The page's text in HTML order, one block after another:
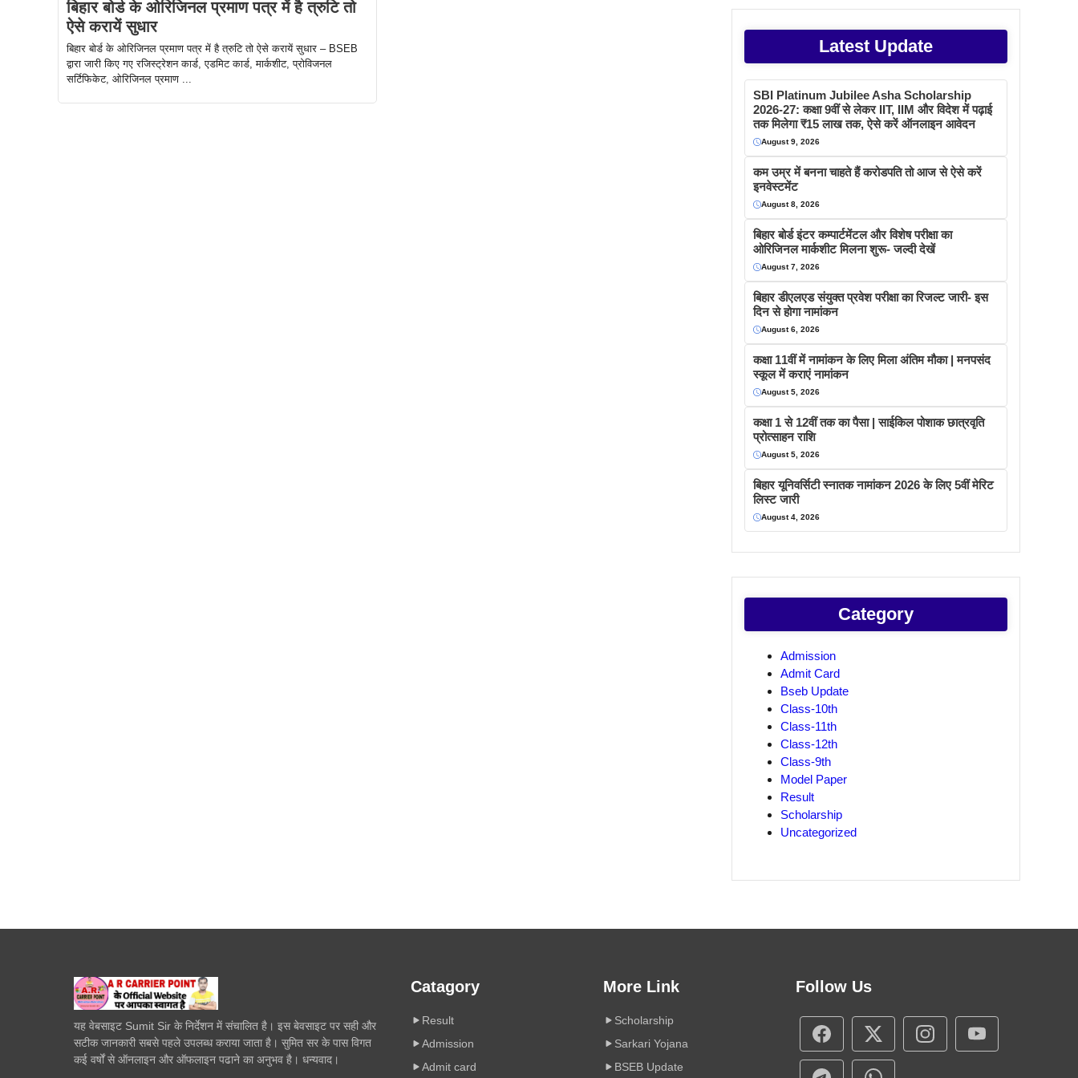
बिहार बोर्ड के ओरिजिनल प्रमाण पत्र में है त्रुटि तो
ऐसे करायें सुधार
बिहार बोर्ड के ओरिजिनल प्रमाण पत्र में है त्रुटि तो ऐसे करायें सुधार – BSEB
द्वारा जारी किए गए रजिस्ट्रेशन कार्ड, एडमिट कार्ड, मार्कशीट, प्रोविजनल
सर्टिफिकेट, ओरिजिनल प्रमाण ...
Latest Update
SBI Platinum Jubilee Asha Scholarship
2026-27: कक्षा 9वीं से लेकर IIT, IIM और विदेश में पढ़ाई
तक मिलेगा ₹15 लाख तक, ऐसे करें ऑनलाइन आवेदन
August 9, 2026
कम उम्र में बनना चाहते हैं करोडपति तो आज से ऐसे करें
इनवेस्टमेंट
August 8, 2026
बिहार बोर्ड इंटर कम्पार्टमेंटल और विशेष परीक्षा का
ओरिजिनल मार्कशीट मिलना शुरू- जल्दी देखें
August 7, 2026
बिहार डीएलएड संयुक्त प्रवेश परीक्षा का रिजल्ट जारी- इस
दिन से होगा नामांकन
August 6, 2026
कक्षा 11वीं में नामांकन के लिए मिला अंतिम मौका | मनपसंद
स्कूल में कराएं नामांकन
August 5, 2026
कक्षा 1 से 12वीं तक का पैसा | साईकिल पोशाक छात्रवृति
प्रोत्साहन राशि
August 5, 2026
बिहार यूनिवर्सिटी स्नातक नामांकन 2026 के लिए 5वीं मेरिट
लिस्ट जारी
August 4, 2026
Category
Admission
Admit Card
Bseb Update
Class-10th
Class-11th
Class-12th
Class-9th
Model Paper
Result
Scholarship
Uncategorized
यह वेबसाइट Sumit Sir के निर्देशन में संचालित है। इस बेवसाइट पर सही और
सटीक जानकारी सबसे पहले उपलब्ध कराया जाता है। सुमित सर के पास विगत
कई वर्षों से ऑनलाइन और ऑफलाइन पढाने का अनुभव है। धन्यवाद।
Catagory
Result
Admission
Admit card
More Link
Scholarship
Sarkari Yojana
BSEB Update
Follow Us